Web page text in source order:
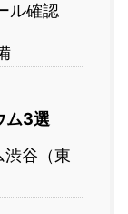
ル確認
ム3選
渋谷（東